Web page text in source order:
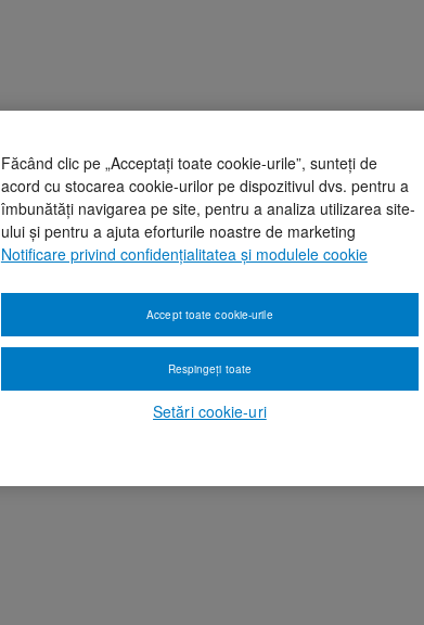
Făcând clic pe „Acceptați toate cookie-urile”, sunteți de
acord cu stocarea cookie-urilor pe dispozitivul dvs. pentru a
îmbunătăți navigarea pe site, pentru a analiza utilizarea site-
ului și pentru a ajuta eforturile noastre de marketing
Notificare privind confidențialitatea și modulele cookie
Setări cookie-uri
Respingeți toate
Accept toate cookie-urile